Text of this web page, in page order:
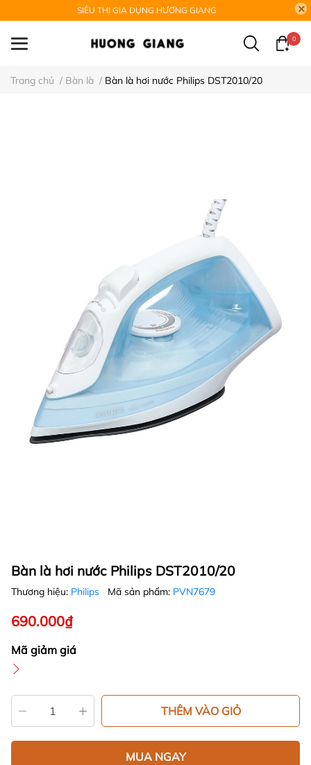
SIÊU THỊ GIA DỤNG HƯƠNG GIANG
0
Trang chủ / Bàn là / Bàn là hơi nước Philips DST2010/20
Bàn là hơi nước Philips DST2010/20
Thương hiệu: Philips Mã sản phẩm: PVN7679
690.000₫
Mã giảm giá
THÊM VÀO GIỎ
MUA NGAY